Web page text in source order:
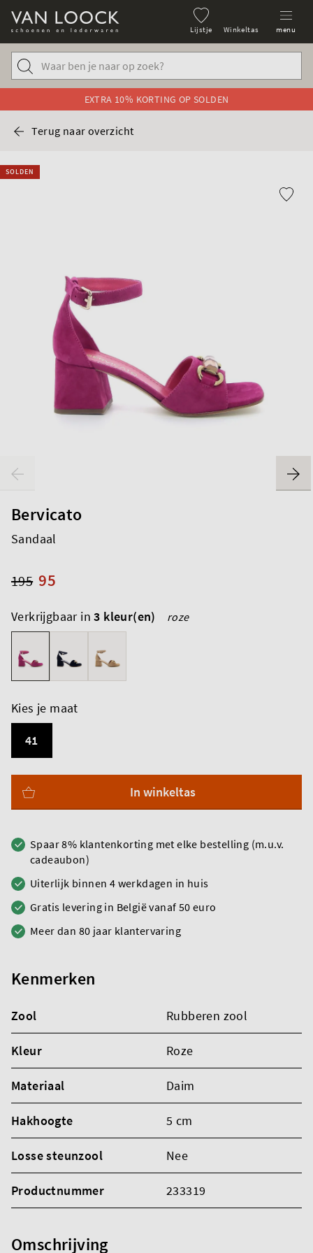
Lijstje Winkeltas menu
EXTRA 10% KORTING OP SOLDEN
Terug naar overzicht
SOLDEN
Bervicato
Sandaal
95
195
Verkrijgbaar in3 kleur(en) roze
Kies je maat
41
In winkeltas
Spaar 8% klantenkorting met elke bestelling (m.u.v.
cadeaubon)
Uiterlijk binnen 4 werkdagen in huis
Gratis levering in België vanaf 50 euro
Meer dan 80 jaar klantervaring
Kenmerken
Zool Rubberen zool
Kleur Roze
Materiaal Daim
Hakhoogte 5 cm
Losse steunzool Nee
Productnummer 233319
Omschrijving